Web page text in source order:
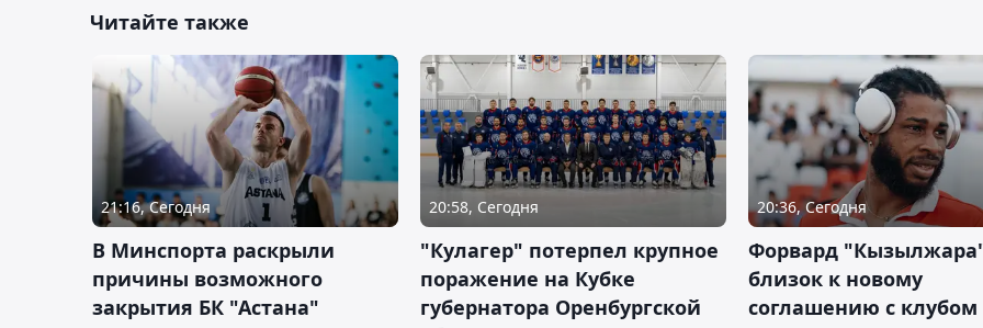
Читайте также
21:16, Сегодня
В Минспорта раскрыли
причины возможного
закрытия БК "Астана"
20:58, Сегодня
"Кулагер" потерпел крупное
поражение на Кубке
губернатора Оренбургской
20:36, Сегодня
Форвард
близок к новому
соглашению с клубом